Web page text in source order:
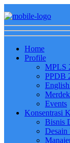
Home
Profile
MPLS
PPDB
Events
Konsentrasi
Bisnis
Desain